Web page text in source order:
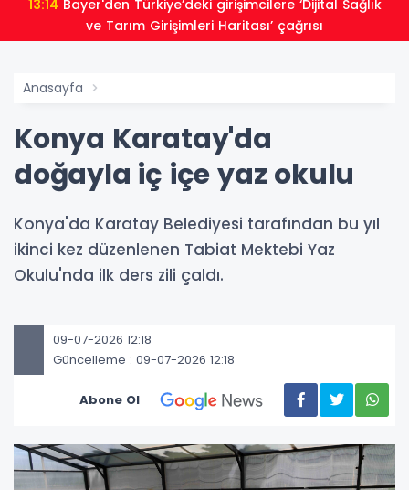
13:14
ve Tarım Girişimleri Haritası’ çağrısı
Anasayfa
Konya Karatay'da
doğayla iç içe yaz okulu
Konya'da Karatay Belediyesi tarafından bu yıl
ikinci kez düzenlenen Tabiat Mektebi Yaz
Okulu'nda ilk ders zili çaldı.
09-07-2026 12:18
Güncelleme : 09-07-2026 12:18
Abone Ol